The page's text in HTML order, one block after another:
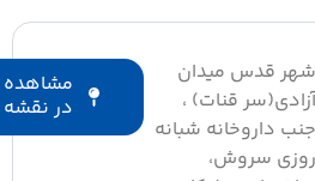
قدس میدان
قنات) ،
داروخانه شبانه
سروش،
مشاهده
در نقشه